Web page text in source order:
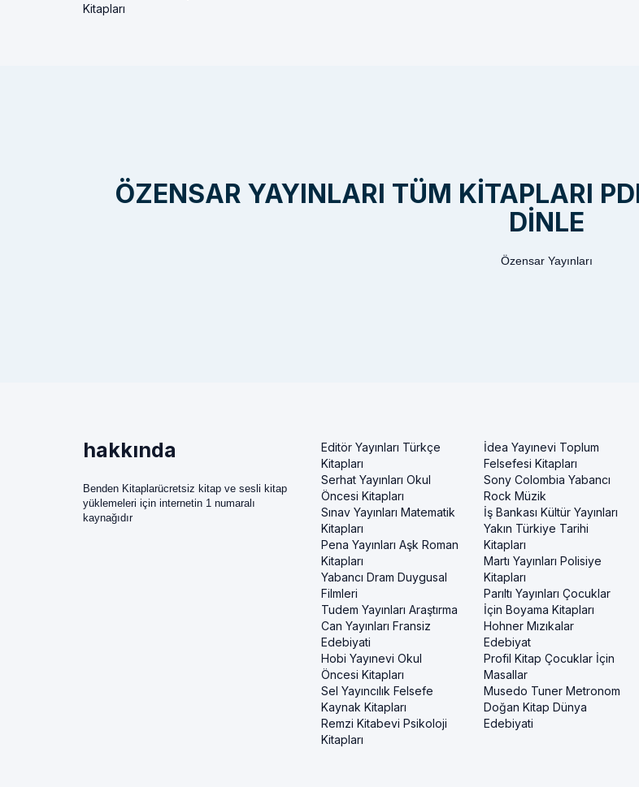
Kitapları
ÖZENSAR YAYINLARI TÜM KITAPLARI
DINLE
Özensar Yayınları
hakkında
Benden Kitaplarücretsiz kitap ve sesli kitap
yüklemeleri için internetin 1 numaralı
kaynağıdır
Editör Yayınları Türkçe
Kitapları
Serhat Yayınları Okul
Öncesi Kitapları
Sınav Yayınları Matematik
Kitapları
Pena Yayınları Aşk Roman
Kitapları
Yabancı Dram Duygusal
Filmleri
Tudem Yayınları Araştırma
Can Yayınları Fransiz
Edebiyati
Hobi Yayınevi Okul
Öncesi Kitapları
Sel Yayıncılık Felsefe
Kaynak Kitapları
Remzi Kitabevi Psikoloji
Kitapları
İdea Yayınevi Toplum
Felsefesi Kitapları
Sony Colombia Yabancı
Rock Müzik
İş Bankası Kültür Yayınları
Yakın Türkiye Tarihi
Kitapları
Martı Yayınları Polisiye
Kitapları
Parıltı Yayınları Çocuklar
İçin Boyama Kitapları
Hohner Mızıkalar
Edebiyat
Profil Kitap Çocuklar İçin
Masallar
Musedo Tuner Metronom
Doğan Kitap Dünya
Edebiyati